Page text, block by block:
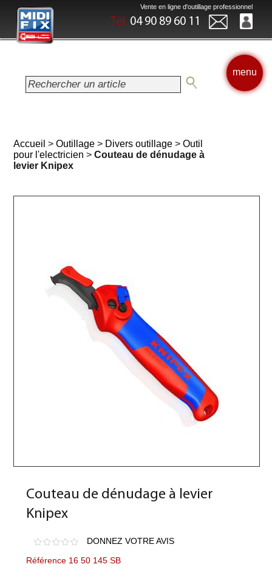
Vente en ligne d'outillage professionnel
Tél. 04 90 89 60 11
menu
Accueil >Outillage > Divers outillage >Outil
pour l'electricien >Couteau de dénudage à
levier Knipex
Couteau de dénudage à levier
Knipex
DONNEZ VOTRE AVIS
Référence 16 50 145 SB